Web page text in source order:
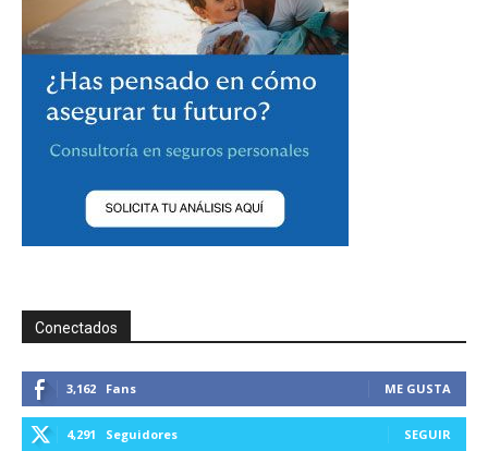
Conectados
3,162 Fans ME GUSTA
4,291 Seguidores SEGUIR